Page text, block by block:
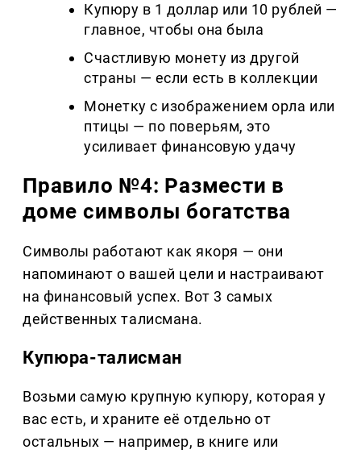
Купюру в 1 доллар или 10 рублей —
главное, чтобы она была
Счастливую монету из другой
страны — если есть в коллекции
Монетку с изображением орла или
птицы — по поверьям, это
усиливает финансовую удачу
Правило №4: Размести в
доме символы богатства
Символы работают как якоря — они
напоминают о вашей цели и настраивают
на финансовый успех. Вот 3 самых
действенных талисмана.
Купюра-талисман
Возьми самую крупную купюру, которая у
вас есть, и храните её отдельно от
остальных — например, в книге или